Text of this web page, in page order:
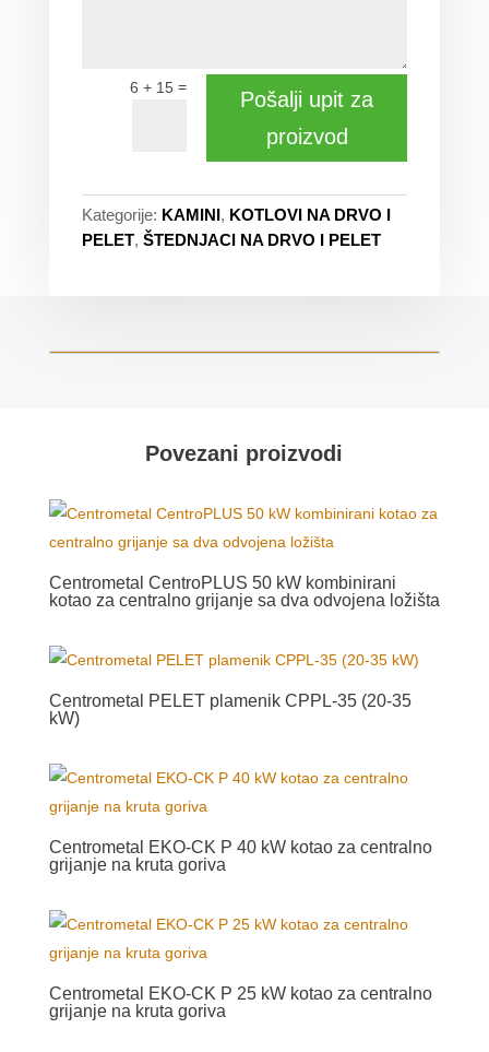
6 + 15=
Pošalji upit za
proizvod
Kategorije: KAMINI, KOTLOVI NA DRVO I
PELET, ŠTEDNJACI NA DRVO I PELET
Povezani proizvodi
Centrometal CentroPLUS 50 kW kombinirani
kotao za centralno grijanje sa dva odvojena ložišta
Centrometal PELET plamenik CPPL-35 (20-35
kW)
Centrometal EKO-CK P 40 kW kotao za centralno
grijanje na kruta goriva
Centrometal EKO-CK P 25 kW kotao za centralno
grijanje na kruta goriva